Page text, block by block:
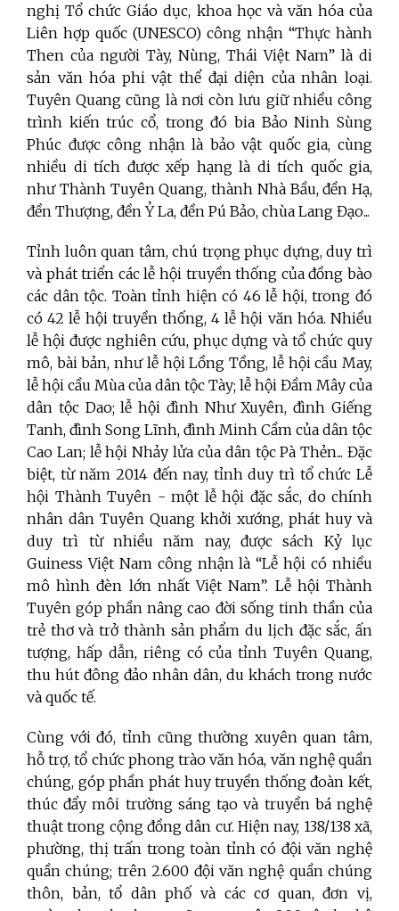
nghị Tổ chức Giáo dục, khoa học và văn hóa của
Liên hợp quốc (UNESCO) công nhận “Thực hành
Then của người Tày, Nùng, Thái Việt Nam” là di
sản văn hóa phi vật thể đại diện của nhân loại.
Tuyên Quang cũng là nơi còn lưu giữ nhiều công
trình kiến trúc cổ, trong đó bia Bảo Ninh Sùng
Phúc được công nhận là bảo vật quốc gia, cùng
nhiều di tích được xếp hạng là di tích quốc gia,
như Thành Tuyên Quang, thành Nhà Bầu, đền Hạ,
đền Thượng, đền Ỷ La, đền Pú Bảo, chùa Lang Đạo...
Tỉnh luôn quan tâm, chú trọng phục dựng, duy trì
và phát triển các lễ hội truyền thống của đồng bào
các dân tộc. Toàn tỉnh hiện có 46 lễ hội, trong đó
có 42 lễ hội truyền thống, 4 lễ hội văn hóa. Nhiều
lễ hội được nghiên cứu, phục dựng và tổ chức quy
mô, bài bản, như lễ hội Lồng Tồng, lễ hội cầu May,
lễ hội cầu Mùa của dân tộc Tày; lễ hội Đầm Mây của
dân tộc Dao; lễ hội đình Như Xuyên, đình Giếng
Tanh, đình Song Lĩnh, đình Minh Cầm của dân tộc
Cao Lan; lễ hội Nhảy lửa của dân tộc Pà Thẻn... Đặc
biệt, từ năm 2014 đến nay, tỉnh duy trì tổ chức Lễ
hội Thành Tuyên - một lễ hội đặc sắc, do chính
nhân dân Tuyên Quang khởi xướng, phát huy và
duy trì từ nhiều năm nay, được sách Kỷ lục
Guiness Việt Nam công nhận là “Lễ hội có nhiều
mô hình đèn lớn nhất Việt Nam”. Lễ hội Thành
Tuyên góp phần nâng cao đời sống tinh thần của
trẻ thơ và trở thành sản phẩm du lịch đặc sắc, ấn
tượng, hấp dẫn, riêng có của tỉnh Tuyên Quang,
thu hút đông đảo nhân dân, du khách trong nước
và quốc tế.
Cùng với đó, tỉnh cũng thường xuyên quan tâm,
hỗ trợ, tổ chức phong trào văn hóa, văn nghệ quần
chúng, góp phần phát huy truyền thống đoàn kết,
thúc đẩy môi trường sáng tạo và truyền bá nghệ
thuật trong cộng đồng dân cư. Hiện nay, 138/138 xã,
phường, thị trấn trong toàn tỉnh có đội văn nghệ
quần chúng; trên 2.600 đội văn nghệ quần chúng
thôn, bản, tổ dân phố và các cơ quan, đơn vị,